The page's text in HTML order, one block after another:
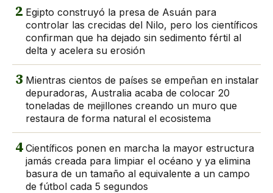
2 Egipto construyó la presa de Asuán para
controlar las crecidas del Nilo, pero los científicos
confirman que ha dejado sin sedimento fértil al
delta y acelera su erosión
3 Mientras cientos de países se empeñan en instalar
depuradoras, Australia acaba de colocar 20
toneladas de mejillones creando un muro que
restaura de forma natural el ecosistema
4 Científicos ponen en marcha la mayor estructura
jamás creada para limpiar el océano y ya elimina
basura de un tamaño al equivalente a un campo
de fútbol cada 5 segundos